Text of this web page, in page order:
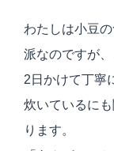
わたしは小豆
派なのですが
2日かけて丁寧
炊いているに
ります。